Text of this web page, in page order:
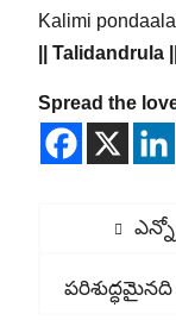
Kalimi
|| Talidandrula ||
Spread the
Next